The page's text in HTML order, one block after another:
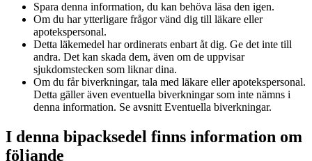
Spara denna information, du kan behöva läsa den igen.
Om du har ytterligare frågor vänd dig till läkare eller
apotekspersonal.
Detta läkemedel har ordinerats enbart åt dig. Ge det inte till
andra. Det kan skada dem, även om de uppvisar
sjukdomstecken som liknar dina.
Om du får biverkningar, tala med läkare eller apotekspersonal.
Detta gäller även eventuella biverkningar som inte nämns i
denna information. Se avsnitt Eventuella biverkningar.
I denna bipacksedel finns information om
följande